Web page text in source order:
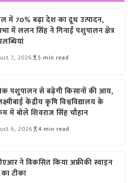
में 70% बढ़ा देश का दूध उत्पादन,
में ललन सिंह ने गिनाईं पशुपालन क्षेत्र
7, 2026 5 min read
पशुपालन से बढ़ेगी किसानों की आय,
केंद्रीय कृषि विश्वविद्यालय के
में बोले शिवराज सिंह चौहान
6, 2026 4 min read
ने विकसित किया अफ्रीकी स्वाइन
टीका